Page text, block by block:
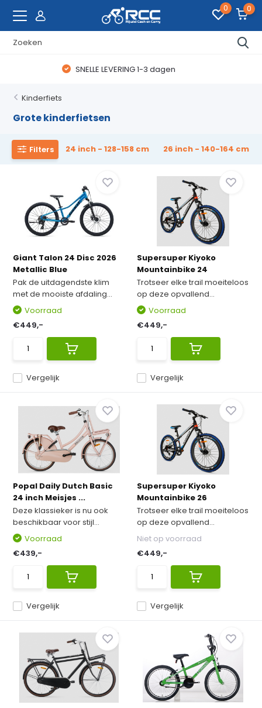
0 0
WAANZINNIGE FIETSDEALS
Kinderfiets
Grote kinderfietsen
Filters 24 inch - 128-158 cm 26 inch - 140-164 cm
Giant Talon 24 Disc 2026
Metallic Blue
Pak de uitdagendste klim
met de mooiste afdaling...
Vergelijk
Voorraad
€449,-
Supersuper Kiyoko
Mountainbike 24
Trotseer elke trail moeiteloos
op deze opvallend...
Vergelijk
Voorraad
€449,-
Popal Daily Dutch Basic
24 inch Meisjes ...
Deze klassieker is nu ook
beschikbaar voor stijl...
Vergelijk
Voorraad
€439,-
Supersuper Kiyoko
Mountainbike 26
Trotseer elke trail moeiteloos
op deze opvallend...
Vergelijk
Niet op voorraad
€449,-